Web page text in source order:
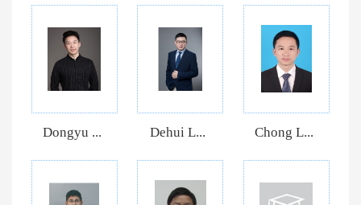
Dongyu ... Dehui L... Chong L...